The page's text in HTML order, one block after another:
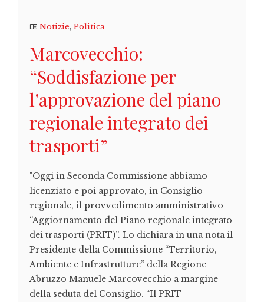
Notizie, Politica
Marcovecchio:
“Soddisfazione per
l’approvazione del piano
regionale integrato dei
trasporti”
"Oggi in Seconda Commissione abbiamo
licenziato e poi approvato, in Consiglio
regionale, il provvedimento amministrativo
“Aggiornamento del Piano regionale integrato
dei trasporti (PRIT)”. Lo dichiara in una nota il
Presidente della Commissione “Territorio,
Ambiente e Infrastrutture” della Regione
Abruzzo Manuele Marcovecchio a margine
della seduta del Consiglio. “Il PRIT